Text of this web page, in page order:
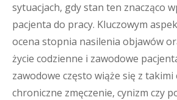
sytuacjach, gdy stan ten znacząco
pacjenta do pracy. Kluczowym
ocena stopnia nasilenia objawów
życie codzienne i zawodowe
zawodowe często wiąże się z
chroniczne zmęczenie, cynizm czy